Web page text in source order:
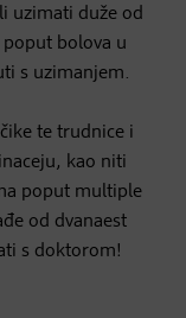
uzimati duže od
bolova u
s uzimanjem.
te trudnice i
kao niti
poput multiple
od dvanaest
s doktorom!